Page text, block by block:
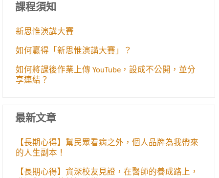
課程須知
新思惟演講大賽
如何贏得「新思惟演講大賽」？
如何將課後作業上傳 YouTube，設成不公開，並分
享連結？
最新文章
【長期心得】幫民眾看病之外，個人品牌為我帶來
的人生副本！
【長期心得】資深校友見證，在醫師的養成路上，